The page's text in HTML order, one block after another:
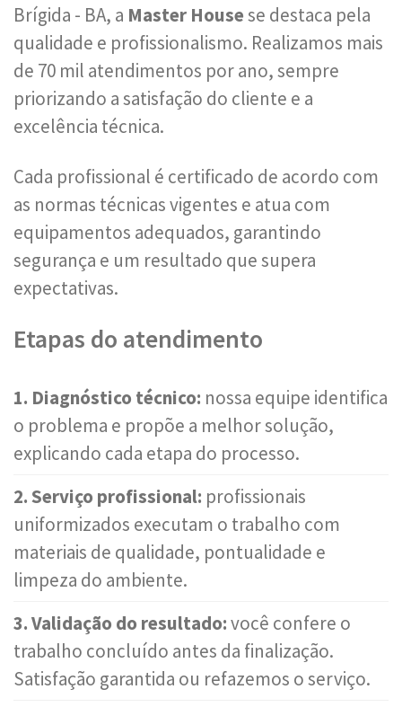
Brígida - BA, a Master Housese destaca pela
qualidade e profissionalismo. Realizamos mais
de 70 mil atendimentos por ano, sempre
priorizando a satisfação do cliente e a
excelência técnica.
Cada profissional é certificado de acordo com
as normas técnicas vigentes e atua com
equipamentos adequados, garantindo
segurança e um resultado que supera
expectativas.
Etapas do atendimento
1. Diagnóstico técnico: nossa equipe identifica
o problema e propõe a melhor solução,
explicando cada etapa do processo.
2. Serviço profissional: profissionais
uniformizados executam o trabalho com
materiais de qualidade, pontualidade e
limpeza do ambiente.
3. Validação do resultado:você confere o
trabalho concluído antes da finalização.
Satisfação garantida ou refazemos o serviço.